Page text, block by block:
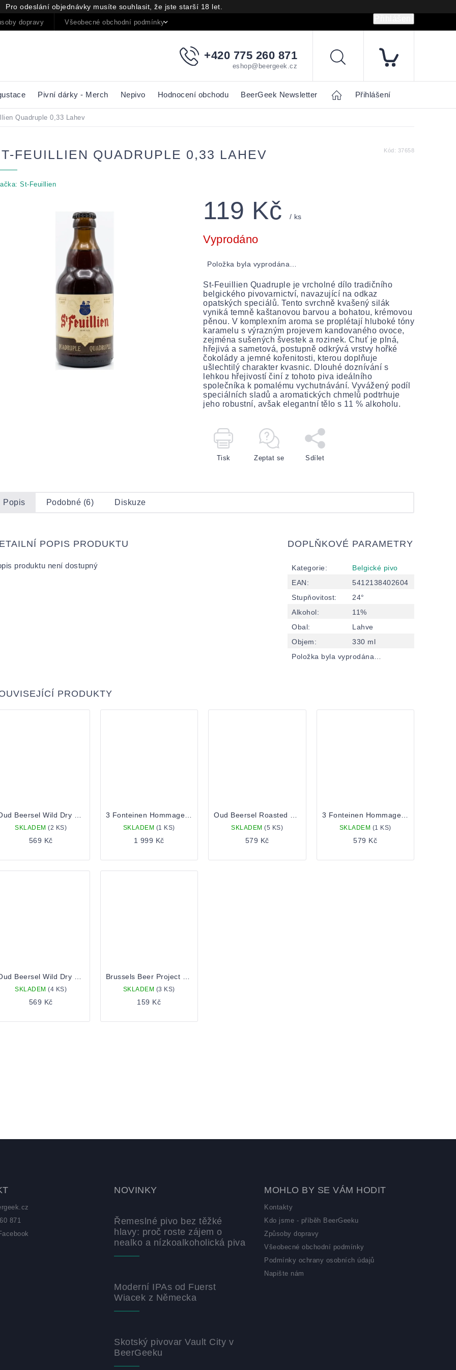
Pro odeslání objednávky musíte souhlasit, že jste starší 18 let.
dopravy Všeobecné obchodní podmínky
+420 775 260 871
eshop@beergeek.cz
Hledat
Pivní dárky - Merch Nepivo Hodnocení obchodu BeerGeek Newsletter Home Přihlášení
Quadruple 0,33 Lahev
FEUILLIEN QUADRUPLE 0,33 LAHEV Kód: 37658
St-Feuillien
119 Kč / ks
cena:
Vyprodáno
Položka byla vyprodána…
St-Feuillien Quadruple je vrcholné dílo tradičního
belgického pivovarnictví, navazující na odkaz
opatských speciálů. Tento svrchně kvašený silák
vyniká temně kaštanovou barvou a bohatou, krémovou
pěnou. V komplexním aroma se proplétají hluboké tóny
karamelu s výrazným projevem kandovaného ovoce,
zejména sušených švestek a rozinek. Chuť je plná,
hřejivá a sametová, postupně odkrývá vrstvy hořké
čokolády a jemné kořenitosti, kterou doplňuje
ušlechtilý charakter kvasnic. Dlouhé doznívání s
lehkou hřejivostí činí z tohoto piva ideálního
společníka k pomalému vychutnávání. Vyvážený podíl
speciálních sladů a aromatických chmelů podtrhuje
jeho robustní, avšak elegantní tělo s 11 % alkoholu.
Tisk Zeptat se Sdílet
Popis Podobné (6) Diskuze
POPIS PRODUKTU
produktu není dostupný
DOPLŇKOVÉ PARAMETRY
Kategorie:
Belgické pivo
EAN:
5412138402604
Stupňovitost:
24°
Alkohol:
11%
Obal:
Lahve
Objem:
330 ml
Položka byla vyprodána…
PRODUKTY
SKLADEM(2 KS)
569 Kč
SKLADEM (1 KS)
1 999 Kč
SKLADEM(5 KS)
579 Kč
SKLADEM (1 KS)
579 Kč
SKLADEM(4 KS)
569 Kč
SKLADEM (3 KS)
159 Kč
871
NOVINKY
Řemeslné pivo bez těžké
hlavy: proč roste zájem o
nealko a nízkoalkoholická piva
Moderní IPAs od Fuerst
Wiacek z Německa
Skotský pivovar Vault City v
BeerGeeku
MOHLO BY SE VÁM HODIT
Kontakty
Kdo jsme - příběh BeerGeeku
Způsoby dopravy
Všeobecné obchodní podmínky
Podmínky ochrany osobních údajů
Napište nám